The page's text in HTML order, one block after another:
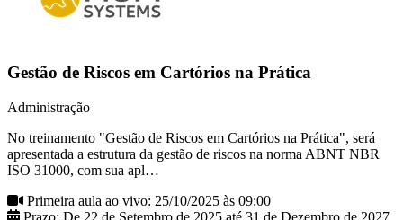
Gestão de Riscos em Cartórios na Prática
Administração
No treinamento "Gestão de Riscos em Cartórios na Prática", será
apresentada a estrutura da gestão de riscos na norma ABNT NBR
ISO 31000, com sua apl…
Primeira aula ao vivo: 25/10/2025 às 09:00
Prazo: De 22 de Setembro de 2025 até 31 de Dezembro de 2027